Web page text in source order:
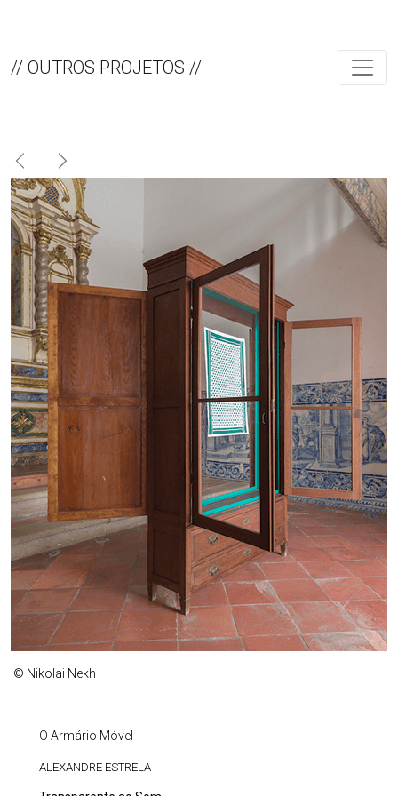
// OUTROS PROJETOS //
© Nikolai Nekh
AnteriorPróximo
O Armário Móvel
ALEXANDRE ESTRELA